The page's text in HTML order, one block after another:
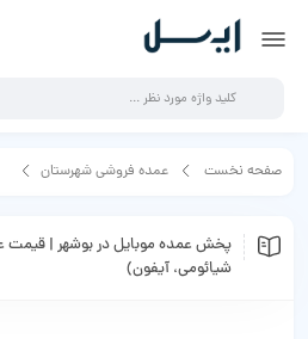
صفحه نخست عمده فروشی شهرستان
پخش عمده موبایل در بوشهر | قیمت
شیائومی، آیفون)